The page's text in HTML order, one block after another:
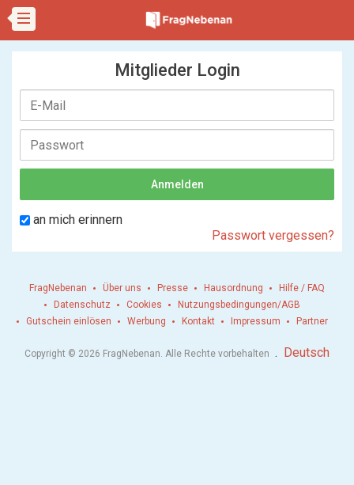
Mitglieder Login
an mich erinnern
Passwort vergessen?
FragNebenan Über uns Presse Hausordnung
Hilfe / FAQ
Datenschutz
Cookies
Nutzungsbedingungen/AGB
Gutschein einlösen
Werbung Kontakt Impressum Partner
Copyright © 2026 FragNebenan. Alle Rechte vorbehalten . Deutsch